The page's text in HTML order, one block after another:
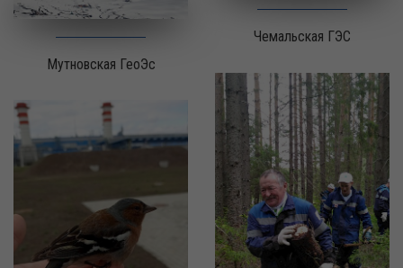
Мутновская ГеоЭс
Чемальская ГЭС